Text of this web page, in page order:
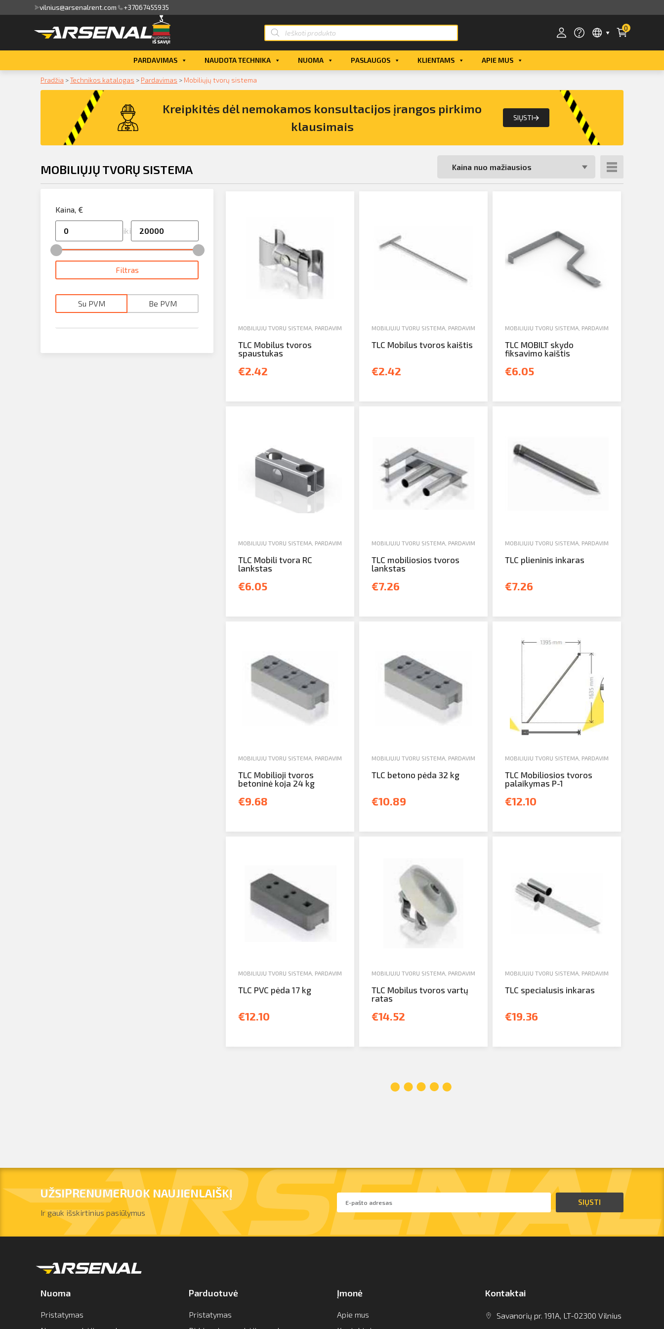
vilnius@arsenalrent.com +37067455935
0
faktūros, važtaraščiai
atlikumi objektos
sąrašas
limito likutis
informacija
ID card
Mobile ID
PARDAVIMAS NAUDOTA TECHNIKA NUOMA PASLAUGOS KLIENTAMS APIE MUS
Pradžia >Technikos katalogas > Pardavimas > Mobiliųjų tvorų sistema
Kreipkitės dėl nemokamos konsultacijos įrangos pirkimo
klausimais
SIŲSTI
Kreipkitės dėl konsultacijos įrangos pirkimo
MOBILIŲJŲ TVORŲ SISTEMA
Kaina, €
iki
Filtras
Su PVM Be PVM
MOBILIŲJŲ TVORŲ SISTEMA PARDAVIMAS
TLC Mobilus tvoros
spaustukas
€2.42
MOBILIŲJŲ TVORŲ SISTEMA PARDAVIMAS
TLC Mobilus tvoros kaištis
€2.42
MOBILIŲJŲ TVORŲ SISTEMA PARDAVIMAS
TLC MOBILT skydo
fiksavimo kaištis
€6.05
MOBILIŲJŲ TVORŲ SISTEMA PARDAVIMAS
TLC Mobili tvora RC
lankstas
€6.05
MOBILIŲJŲ TVORŲ SISTEMA PARDAVIMAS
TLC mobiliosios tvoros
lankstas
€7.26
MOBILIŲJŲ TVORŲ SISTEMA PARDAVIMAS
TLC plieninis inkaras
€7.26
MOBILIŲJŲ TVORŲ SISTEMA PARDAVIMAS
TLC Mobilioji tvoros
betoninė koja 24 kg
€9.68
MOBILIŲJŲ TVORŲ SISTEMA PARDAVIMAS
TLC betono pėda 32 kg
€10.89
MOBILIŲJŲ TVORŲ SISTEMA PARDAVIMAS
TLC Mobiliosios tvoros
palaikymas P-1
€12.10
MOBILIŲJŲ TVORŲ SISTEMA PARDAVIMAS
TLC PVC pėda 17 kg
€12.10
MOBILIŲJŲ TVORŲ SISTEMA PARDAVIMAS
TLC Mobilus tvoros vartų
ratas
€14.52
MOBILIŲJŲ TVORŲ SISTEMA PARDAVIMAS
TLC specialusis inkaras
€19.36
UŽSIPRENUMERUOK NAUJIENLAIŠKĮ
Ir gauk išskirtinius pasiūlymus
SIŲSTI
Nuoma
Pristatymas
Parduotuvė
Pristatymas
Įmonė
Apie mus
Kontaktai
Savanorių pr. 191A, LT-02300 Vilnius